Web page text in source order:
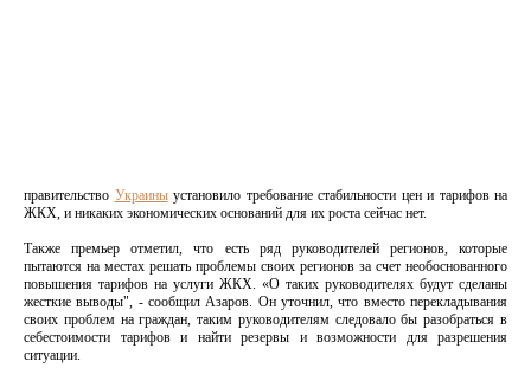
правительство Украиныустановило требование стабильности цен и тарифов на
ЖКХ, и никаких экономических оснований для их роста сейчас нет.
Также премьер отметил, что есть ряд руководителей регионов, которые
пытаются на местах решать проблемы своих регионов за счет необоснованного
повышения тарифов на услуги ЖКХ. «О таких руководителях будут сделаны
жесткие выводы", - сообщил Азаров. Он уточнил, что вместо перекладывания
своих проблем на граждан, таким руководителям следовало бы разобраться в
себестоимости тарифов и найти резервы и возможности для разрешения
ситуации.